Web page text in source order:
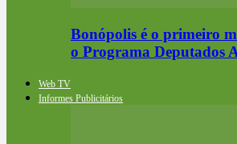
Bonópolis é o primeiro
o Programa Deputados
Web TV
Informes Publicitários